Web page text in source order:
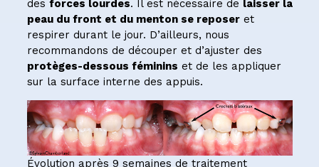
des forces lourdes. Il est nécessaire de laisser la
peau du front et du menton se reposeret
respirer durant le jour. D’ailleurs, nous
recommandons de découper et d’ajuster des
protèges-dessous féminins et de les appliquer
sur la surface interne des appuis.
Évolution après 9 semaines de traitement